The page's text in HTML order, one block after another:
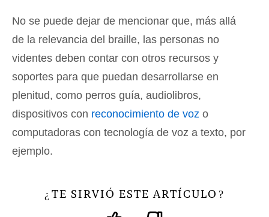
No se puede dejar de mencionar que, más allá
de la relevancia del braille, las personas no
videntes deben contar con otros recursos y
soportes para que puedan desarrollarse en
plenitud, como perros guía, audiolibros,
dispositivos con reconocimiento de voz o
computadoras con tecnología de voz a texto, por
ejemplo.
¿ TE SIRVIÓ ESTE ARTÍCULO ?